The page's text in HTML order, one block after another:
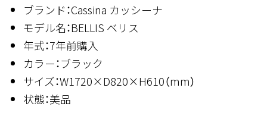
ブランド：Cassina カッシーナ
モデル名：BELLIS ベリス
年式：7年前購入
カラー：ブラック
サイズ：W1720×D820×H610（mm）
状態：美品